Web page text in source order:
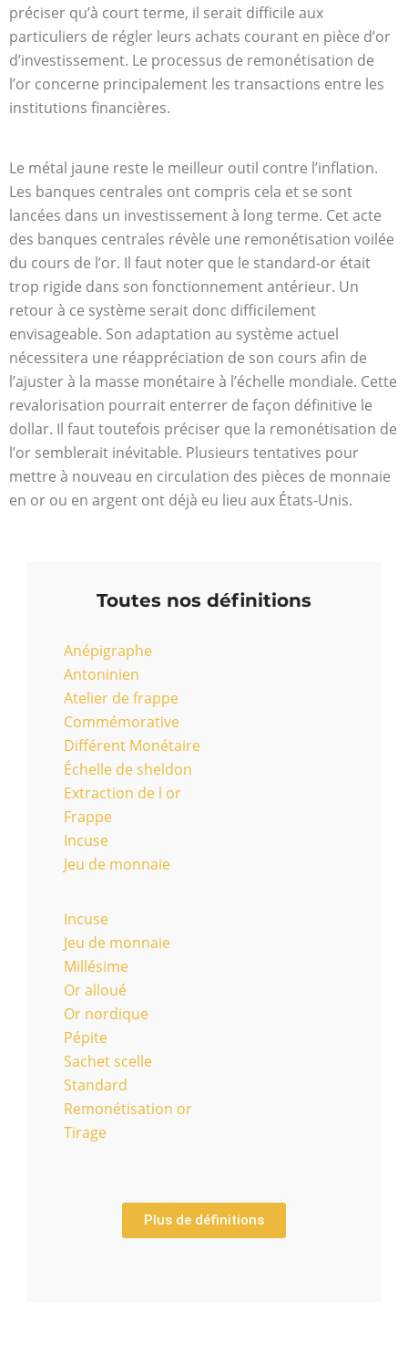
préciser qu’à court terme, il serait difficile aux
particuliers de régler leurs achats courant en pièce d’or
d’investissement. Le processus de remonétisation de
l’or concerne principalement les transactions entre les
institutions financières.
Le métal jaune reste le meilleur outil contre l’inflation.
Les banques centrales ont compris cela et se sont
lancées dans un investissement à long terme. Cet acte
des banques centrales révèle une remonétisation voilée
du cours de l’or. Il faut noter que le standard-or était
trop rigide dans son fonctionnement antérieur. Un
retour à ce système serait donc difficilement
envisageable. Son adaptation au système actuel
nécessitera une réappréciation de son cours afin de
l’ajuster à la masse monétaire à l’échelle mondiale. Cette
revalorisation pourrait enterrer de façon définitive le
dollar. Il faut toutefois préciser que la remonétisation de
l’or semblerait inévitable. Plusieurs tentatives pour
mettre à nouveau en circulation des pièces de monnaie
en or ou en argent ont déjà eu lieu aux États-Unis.
Toutes nos définitions
Anépigraphe
Antoninien
Atelier de frappe
Commémorative
Différent Monétaire
Échelle de sheldon
Extraction de l or
Frappe
Incuse
Jeu de monnaie
Incuse
Jeu de monnaie
Millésime
Or alloué
Or nordique
Pépite
Sachet scelle
Standard
Remonétisation or
Tirage
Plus de définitions